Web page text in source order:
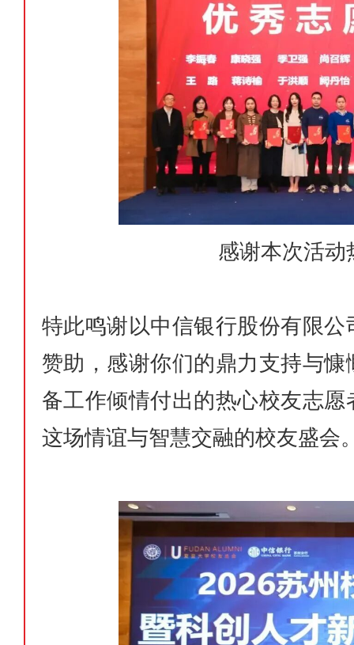
感谢本次活动
特此鸣谢以中信银行股份有限
赞助，感谢你们的鼎力支持与
备工作倾情付出的热心校友志
这场情谊与智慧交融的校友盛会